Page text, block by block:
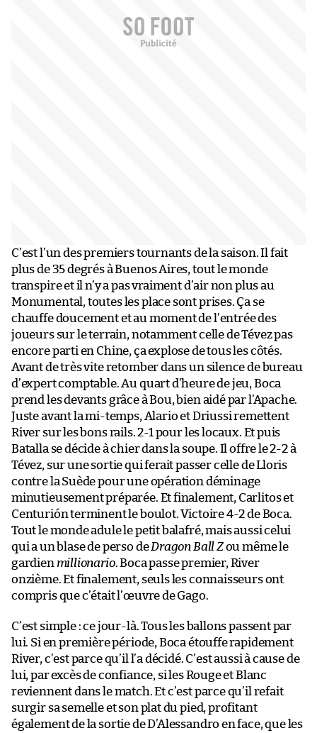
C’est l’un des premiers tournants de la saison. Il fait
plus de 35 degrés à Buenos Aires, tout le monde
transpire et il n’y a pas vraiment d’air non plus au
Monumental, toutes les place sont prises. Ça se
chauffe doucement et au moment de l’entrée des
joueurs sur le terrain, notamment celle de Tévez pas
encore parti en Chine, ça explose de tous les côtés.
Avant de très vite retomber dans un silence de bureau
d’expert comptable. Au quart d’heure de jeu, Boca
prend les devants grâce à Bou, bien aidé par l’Apache.
Juste avant la mi-temps, Alario et Driussi remettent
River sur les bons rails. 2-1 pour les locaux. Et puis
Batalla se décide à chier dans la soupe. Il offre le 2-2 à
Tévez, sur une sortie qui ferait passer celle de Lloris
contre la Suède pour une opération déminage
minutieusement préparée. Et finalement, Carlitos et
Centurión terminent le boulot. Victoire 4-2 de Boca.
Tout le monde adule le petit balafré, mais aussi celui
qui a un blase de perso deDragon Ball Zou même le
gardien millionario. Boca passe premier, River
onzième. Et finalement, seuls les connaisseurs ont
compris que c’était l’œuvre de Gago.
C’est simple : ce jour-là. Tous les ballons passent par
lui. Si en première période, Boca étouffe rapidement
River, c’est parce qu’il l’a décidé. C’est aussi à cause de
lui, par excès de confiance, si les Rouge et Blanc
reviennent dans le match. Et c’est parce qu’il refait
surgir sa semelle et son plat du pied, profitant
également de la sortie de D’Alessandro en face, que les